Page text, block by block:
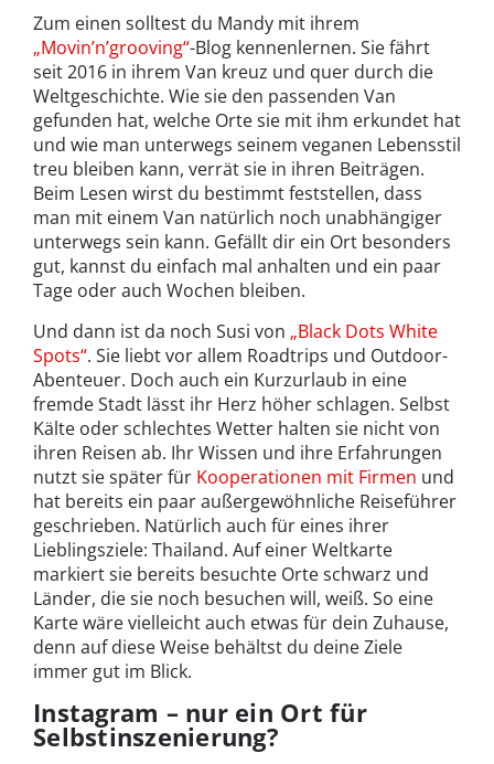
Zum einen solltest du Mandy mit ihrem
„Movin’n’grooving“-Blog kennenlernen. Sie fährt
seit 2016 in ihrem Van kreuz und quer durch die
Weltgeschichte. Wie sie den passenden Van
gefunden hat, welche Orte sie mit ihm erkundet hat
und wie man unterwegs seinem veganen Lebensstil
treu bleiben kann, verrät sie in ihren Beiträgen.
Beim Lesen wirst du bestimmt feststellen, dass
man mit einem Van natürlich noch unabhängiger
unterwegs sein kann. Gefällt dir ein Ort besonders
gut, kannst du einfach mal anhalten und ein paar
Tage oder auch Wochen bleiben.
Und dann ist da noch Susi von „Black Dots White
Spots“. Sie liebt vor allem Roadtrips und Outdoor-
Abenteuer. Doch auch ein Kurzurlaub in eine
fremde Stadt lässt ihr Herz höher schlagen. Selbst
Kälte oder schlechtes Wetter halten sie nicht von
ihren Reisen ab. Ihr Wissen und ihre Erfahrungen
nutzt sie später für Kooperationen mit Firmen und
hat bereits ein paar außergewöhnliche Reiseführer
geschrieben. Natürlich auch für eines ihrer
Lieblingsziele: Thailand. Auf einer Weltkarte
markiert sie bereits besuchte Orte schwarz und
Länder, die sie noch besuchen will, weiß. So eine
Karte wäre vielleicht auch etwas für dein Zuhause,
denn auf diese Weise behältst du deine Ziele
immer gut im Blick.
Instagram – nur ein Ort für
Selbstinszenierung?